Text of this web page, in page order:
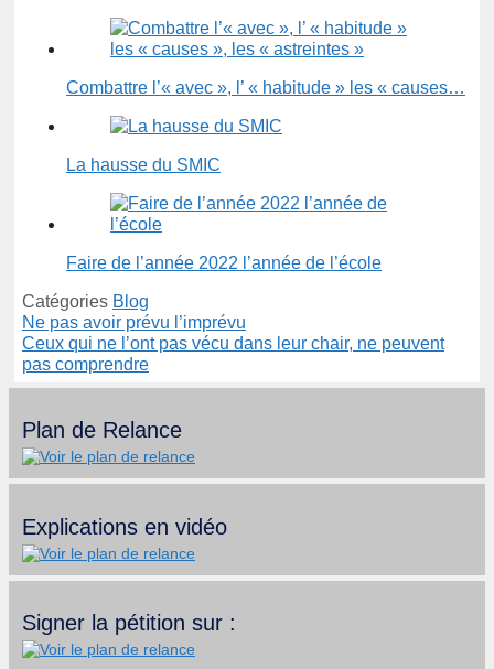
Combattre l’« avec », l’ « habitude » les « causes…
La hausse du SMIC
Faire de l’année 2022 l’année de l’école
Catégories Blog
Ne pas avoir prévu l’imprévu
Ceux qui ne l’ont pas vécu dans leur chair, ne peuvent
pas comprendre
Plan de Relance
Explications en vidéo
Signer la pétition sur :